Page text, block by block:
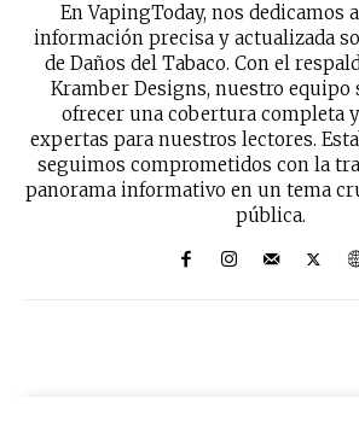
En VapingToday, nos dedicamos
información precisa y actualizada
de Daños del Tabaco. Con el
Kramber Designs, nuestro equipo
ofrecer una cobertura completa
expertas para nuestros lectores.
seguimos comprometidos con la
panorama informativo en un tema
pública.